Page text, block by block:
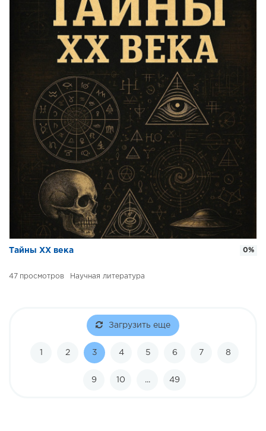
Тайны ХХ века
47 Научная литература
0%
Загрузить еще
1 2 3 4 5 6 7 8
9 10 ... 49